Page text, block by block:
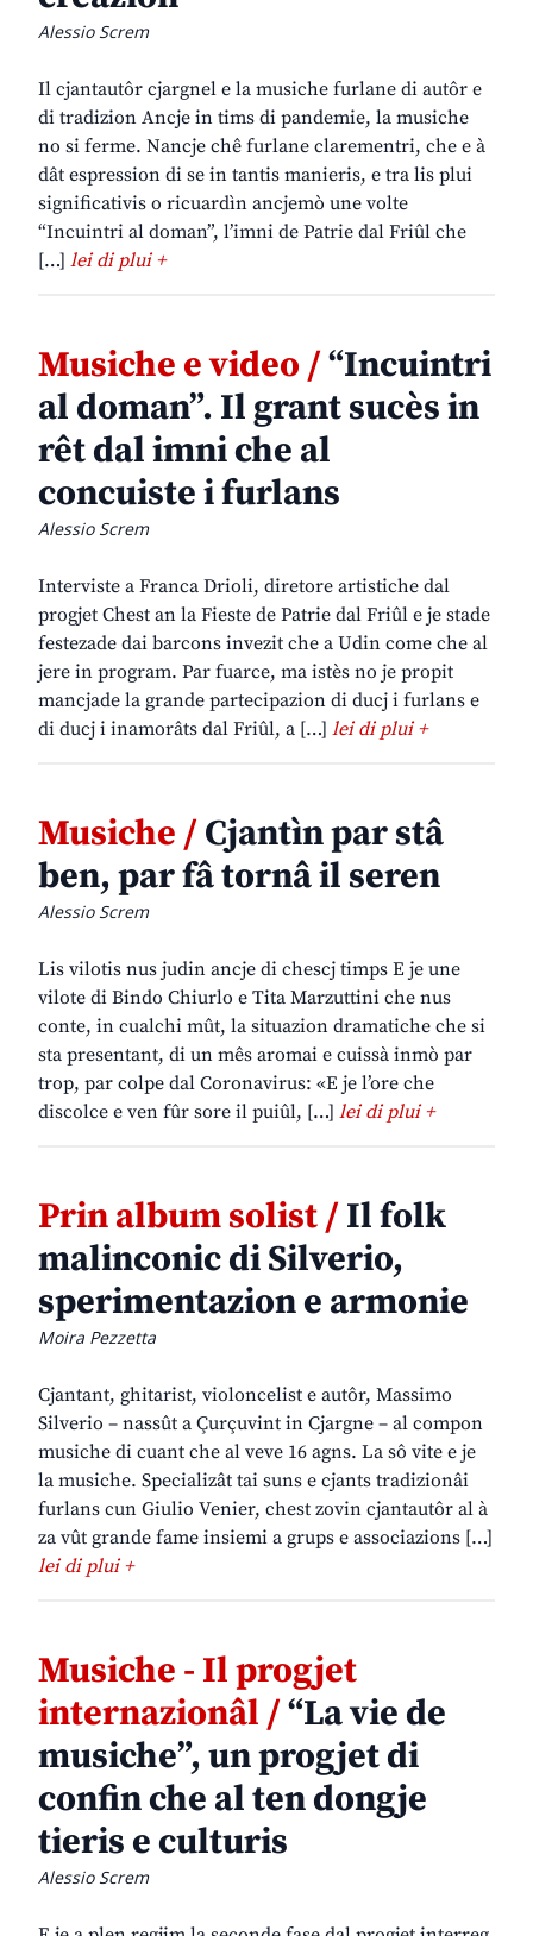
Alessio Screm
Il cjantautôr cjargnel e la musiche furlane di autôr e
di tradizion Ancje in tims di pandemie, la musiche
no si ferme. Nancje chê furlane clarementri, che e à
dât espression di se in tantis manieris, e tra lis plui
significativis o ricuardìn ancjemò une volte
“Incuintri al doman”, l’imni de Patrie dal Friûl che
[…] lei di plui +
Musiche e video /“Incuintri
al doman”. Il grant sucès in
rêt dal imni che al
concuiste i furlans
Alessio Screm
Interviste a Franca Drioli, diretore artistiche dal
progjet Chest an la Fieste de Patrie dal Friûl e je stade
festezade dai barcons invezit che a Udin come che al
jere in program. Par fuarce, ma istès no je propit
mancjade la grande partecipazion di ducj i furlans e
di ducj i inamorâts dal Friûl, a […] lei di plui +
Musiche /Cjantìn par stâ
ben, par fâ tornâ il seren
Alessio Screm
Lis vilotis nus judin ancje di chescj timps E je une
vilote di Bindo Chiurlo e Tita Marzuttini che nus
conte, in cualchi mût, la situazion dramatiche che si
sta presentant, di un mês aromai e cuissà inmò par
trop, par colpe dal Coronavirus: «E je l’ore che
discolce e ven fûr sore il puiûl, […] lei di plui +
Prin album solist /Il folk
malinconic di Silverio,
sperimentazion e armonie
Moira Pezzetta
Cjantant, ghitarist, violoncelist e autôr, Massimo
Silverio – nassût a Çurçuvint in Cjargne – al compon
musiche di cuant che al veve 16 agns. La sô vite e je
la musiche. Specializât tai suns e cjants tradizionâi
furlans cun Giulio Venier, chest zovin cjantautôr al à
za vût grande fame insiemi a grups e associazions […]
lei di plui +
Musiche - Il progjet
internazionâl /“La vie de
musiche”, un progjet di
confin che al ten dongje
tieris e culturis
Alessio Screm